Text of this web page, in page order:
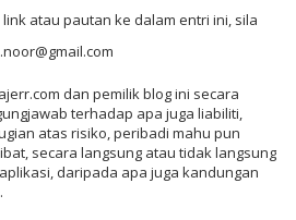
atau pautan ke dalam entri ini, sila
dan pemilik blog ini secara
terhadap apa juga liabiliti,
atas risiko, peribadi mahu pun
secara langsung atau tidak langsung
daripada apa juga kandungan